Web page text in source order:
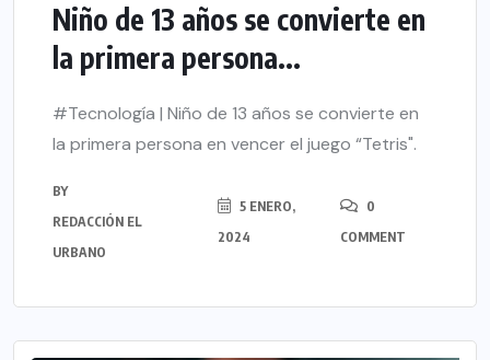
Niño de 13 años se convierte en
la primera persona...
#Tecnología | Niño de 13 años se convierte en
la primera persona en vencer el juego “Tetris".
BY
REDACCIÓN EL
URBANO
5 ENERO,
2024
0
COMMENT